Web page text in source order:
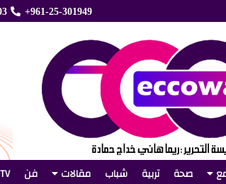
+961-25-301949
فن مقالات شباب تربية صحة